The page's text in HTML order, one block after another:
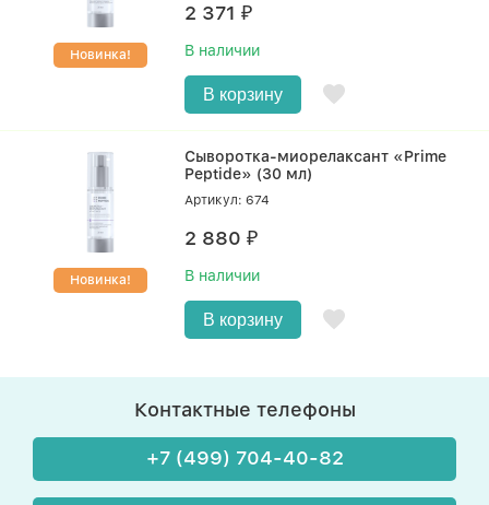
Новинка!
2 371₽
В наличии
В корзину
Новинка!
Сыворотка-миорелаксант «Prime
Peptide» (30 мл)
Артикул: 674
2 880₽
В наличии
В корзину
Контактные телефоны
+7 (499) 704-40-82